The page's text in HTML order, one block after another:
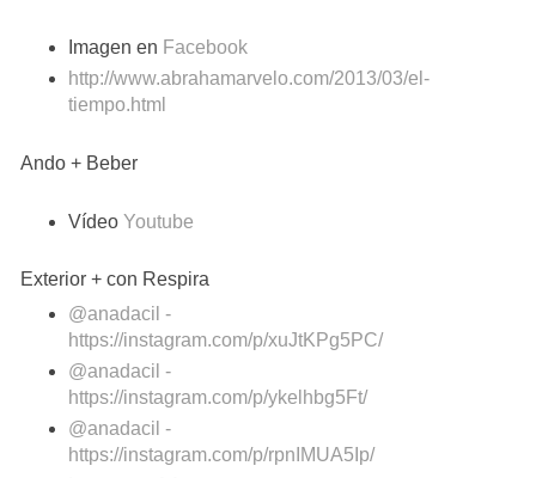
Imagen en Facebook
http://www.abrahamarvelo.com/2013/03/el-
tiempo.html
Ando + Beber
Vídeo Youtube
Exterior + con Respira
@anadacil -
https://instagram.com/p/xuJtKPg5PC/
@anadacil -
https://instagram.com/p/ykelhbg5Ft/
@anadacil -
https://instagram.com/p/rpnIMUA5Ip/